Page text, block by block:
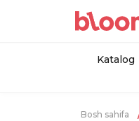
Katalog
Bosh sahifa